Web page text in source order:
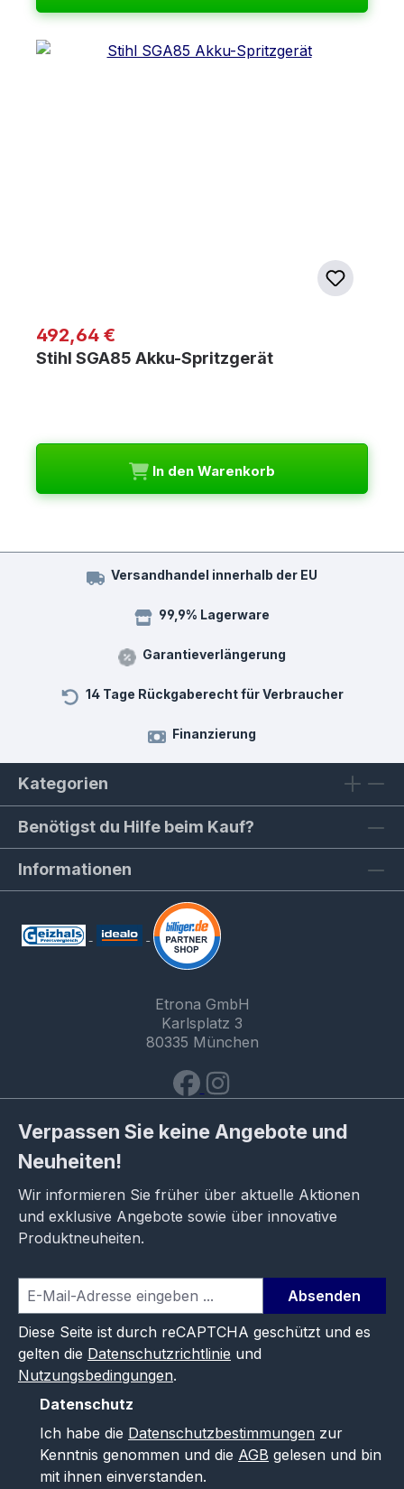
Regulärer Preis:
492,64 €
Stihl SGA85 Akku-Spritzgerät
In den Warenkorb
Versandhandel innerhalb der EU
99,9% Lagerware
Garantieverlängerung
14 Tage Rückgaberecht für Verbraucher
Finanzierung
Kategorien
Benötigst du Hilfe beim Kauf?
Informationen
Etrona GmbH
Karlsplatz 3
80335 München
Verpassen Sie keine Angebote und
Neuheiten!
Wir informieren Sie früher über aktuelle Aktionen
und exklusive Angebote sowie über innovative
Produktneuheiten.
Absenden
Diese Seite ist durch reCAPTCHA geschützt und es
gelten die Datenschutzrichtlinie und
Nutzungsbedingungen.
Datenschutz
Ich habe die Datenschutzbestimmungen zur
Kenntnis genommen und die AGB gelesen und bin
mit ihnen einverstanden.